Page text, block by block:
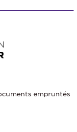
empruntés